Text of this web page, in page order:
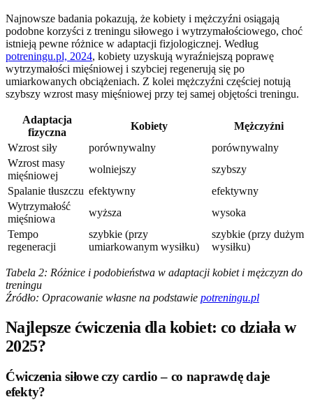
Najnowsze badania pokazują, że kobiety i mężczyźni osiągają
podobne korzyści z treningu siłowego i wytrzymałościowego, choć
istnieją pewne różnice w adaptacji fizjologicznej. Według
potreningu.pl, 2024, kobiety uzyskują wyraźniejszą poprawę
wytrzymałości mięśniowej i szybciej regenerują się po
umiarkowanych obciążeniach. Z kolei mężczyźni częściej notują
szybszy wzrost masy mięśniowej przy tej samej objętości treningu.
Adaptacja
fizyczna
Kobiety
Mężczyźni
Wzrost siły
porównywalny
porównywalny
Wzrost masy
mięśniowej
wolniejszy
szybszy
Spalanie tłuszczu efektywny
efektywny
Wytrzymałość
mięśniowa
wyższa
wysoka
Tempo
regeneracji
szybkie (przy
umiarkowanym wysiłku)
szybkie (przy dużym
wysiłku)
Tabela 2: Różnice i podobieństwa w adaptacji kobiet i mężczyzn do
treningu
Źródło: Opracowanie własne na podstawie potreningu.pl
Najlepsze ćwiczenia dla kobiet: co działa w
2025?
Ćwiczenia siłowe czy cardio – co naprawdę daje
efekty?